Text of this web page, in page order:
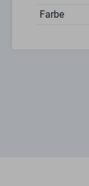
Farbe